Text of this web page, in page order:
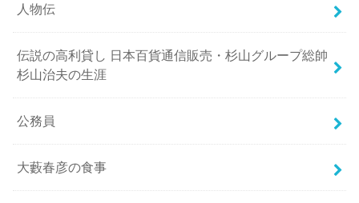
人物伝
伝説の高利貸し 日本百貨通信販売・杉山グループ総帥
杉山治夫の生涯
公務員
大藪春彦の食事